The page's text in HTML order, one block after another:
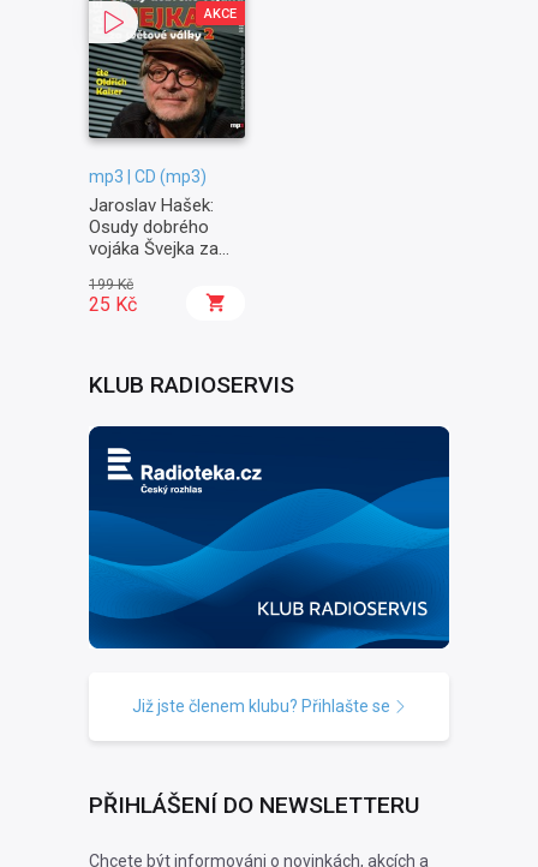
AKCE
mp3 | CD (mp3)
Jaroslav Hašek:
Osudy dobrého
vojáka Švejka za
Na frontě
199 Kč
25 Kč
KLUB RADIOSERVIS
Již jste členem klubu? Přihlašte se
PŘIHLÁŠENÍ DO NEWSLETTERU
Chcete být informováni o novinkách, akcích a